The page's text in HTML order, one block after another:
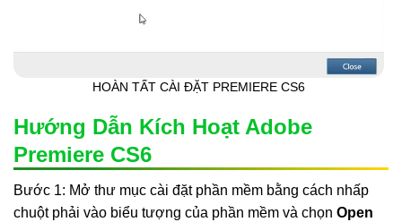
HOÀN TẤT CÀI ĐẶT PREMIERE CS6
Hướng Dẫn Kích Hoạt Adobe
Premiere CS6
Bước 1: Mở thư mục cài đặt phần mềm bằng cách nhấp
chuột phải vào biểu tượng của phần mềm và chọn Open